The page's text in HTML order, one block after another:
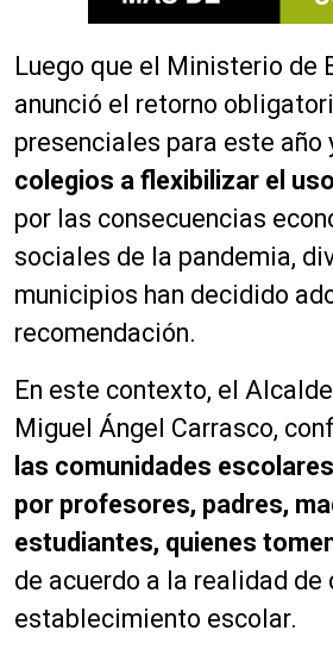
Luego que el Ministerio de
anunció el retorno
presenciales para este año
colegios a flexibilizar el
por las consecuencias
sociales de la pandemia,
municipios han decidido
recomendación.
En este contexto, el
Miguel Ángel Carrasco,
las comunidades
por profesores, padres,
estudiantes, quienes
de acuerdo a la realidad de
establecimiento escolar.